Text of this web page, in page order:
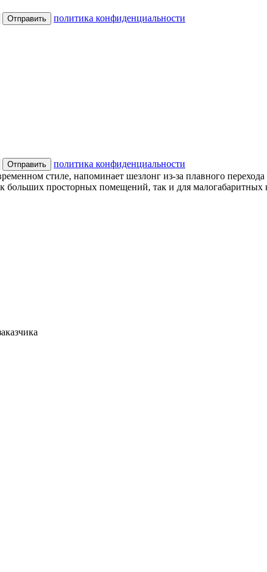
Отправить политика конфиденциальности
Отправить
политика конфиденциальности
стиле, напоминает шезлонг из-за плавного
больших просторных помещений, так и для